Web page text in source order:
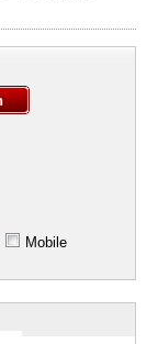
Mobile